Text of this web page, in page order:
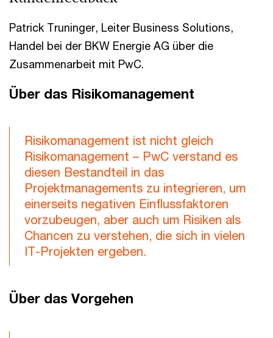
Patrick Truninger, Leiter Business Solutions,
Handel bei der BKW Energie AG über die
Zusammenarbeit mit PwC.
Über das Risikomanagement
Risikomanagement ist nicht gleich
Risikomanagement – PwC verstand es
diesen Bestandteil in das
Projektmanagements zu integrieren, um
einerseits negativen Einflussfaktoren
vorzubeugen, aber auch um Risiken als
Chancen zu verstehen, die sich in vielen
IT-Projekten ergeben.
Über das Vorgehen